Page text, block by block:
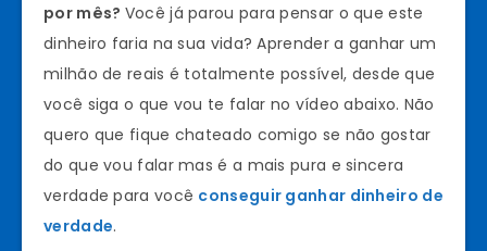
por mês? Você já parou para pensar o que este
dinheiro faria na sua vida? Aprender a ganhar um
milhão de reais é totalmente possível, desde que
você siga o que vou te falar no vídeo abaixo. Não
quero que fique chateado comigo se não gostar
do que vou falar mas é a mais pura e sincera
verdade para você conseguir ganhar dinheiro de
verdade.